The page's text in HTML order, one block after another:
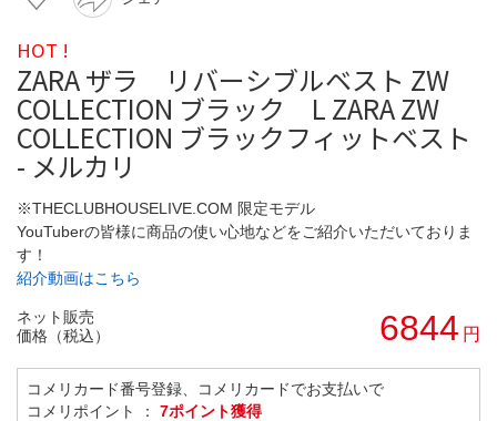
HOT !
ZARA ザラ リバーシブルベスト ZW
COLLECTION ブラック L ZARA ZW
COLLECTION ブラックフィットベスト
- メルカリ
※THECLUBHOUSELIVE.COM 限定モデル
YouTuberの皆様に商品の使い心地などをご紹介いただいておりま
す！
紹介動画はこちら
ネット販売
価格（税込）
6844 円
コメリカード番号登録、コメリカードでお支払いで
コメリポイント ： 7ポイント獲得